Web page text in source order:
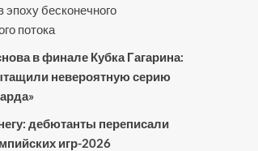
бесконечного
потока
в финале Кубка Гагарина:
невероятную серию
дебютанты переписали
игр-2026